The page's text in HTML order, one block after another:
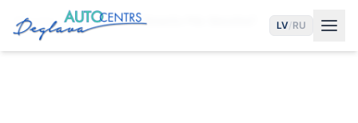
LV/RU
Sākums Pakalpojumi Smaržo Pēc Benzīna?